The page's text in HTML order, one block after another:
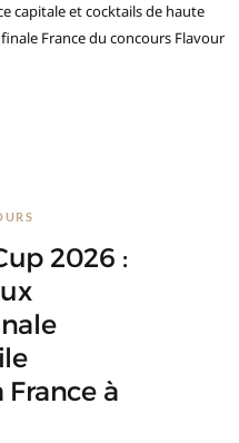
capitale et cocktails de haute
France du concours Flavour
2026 :
à